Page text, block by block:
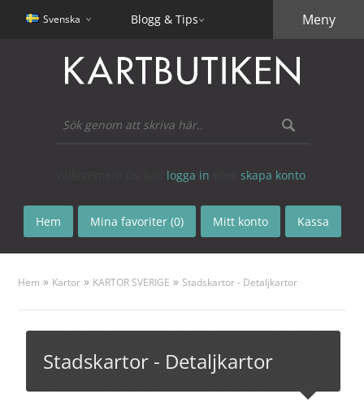
Svenska Blogg & Tips
logga in skapa konto
Hem Mina favoriter (0) Mitt konto Kassa
Meny
Hem » Kartor » KARTOR SVERIGE » Stadskartor - Detaljkartor
Stadskartor - Detaljkartor